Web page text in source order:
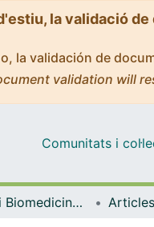
la validació
la validación de
validation will
Comunitats i
Bioquímica i Biomedicina Molecular